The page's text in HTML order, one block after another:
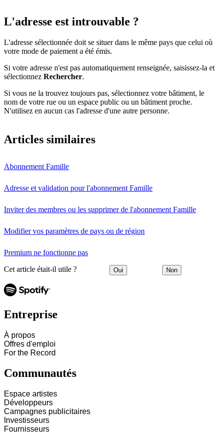
L'adresse est introuvable ?
L'adresse sélectionnée doit se situer dans le même pays que celui où
votre mode de paiement a été émis.
Si votre adresse n'est pas automatiquement renseignée, saisissez-la et
sélectionnez Rechercher.
Si vous ne la trouvez toujours pas, sélectionnez votre bâtiment, le
nom de votre rue ou un espace public ou un bâtiment proche.
N'utilisez en aucun cas l'adresse d'une autre personne.
Articles similaires
Abonnement Famille
Adresse et validation pour l'abonnement Famille
Inviter des membres ou les supprimer de l'abonnement Famille
Modifier vos paramètres de pays ou de région
Premium ne fonctionne pas
Cet article était-il utile ? Oui Non
Entreprise
À propos
Offres d'emploi
For the Record
Communautés
Espace artistes
Développeurs
Campagnes publicitaires
Investisseurs
Fournisseurs